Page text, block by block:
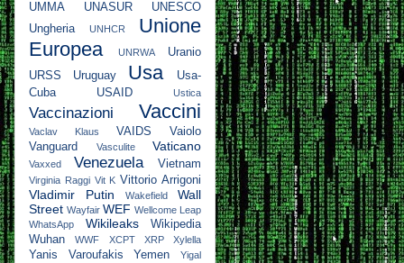
UMMA UNASUR
UNESCO
Ungheria
UNHCR
Unione
Europea
UNRWA
Uranio
URSS
Uruguay Usa
Usa-
Cuba
USAID Ustica
Vaccinazioni Vaccini
Vaclav Klaus VAIDS
Vaiolo
Vanguard
Vasculite Vaticano
Vaxxed Venezuela Vietnam
Virginia Raggi Vit K Vittorio Arrigoni
Vladimir Putin Wakefield
Wall
Street Wayfair WEF Wellcome Leap
WhatsApp
Wikileaks
Wikipedia
Wuhan
WWF XCPT XRP Xylella
Yanis Varoufakis Yemen
Yigal